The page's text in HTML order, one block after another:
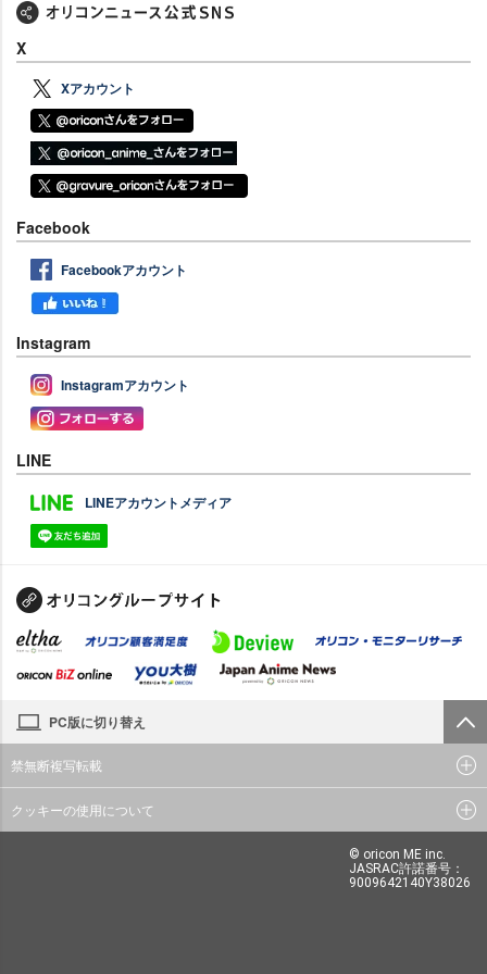
X
Xアカウント
Facebook
Facebookアカウント
Instagram
Instagramアカウント
LINE
LINEアカウントメディア
PC版に切り替え
禁無断複写転載
クッキーの使用について
© oricon ME inc.
JASRAC許諾番号：
9009642140Y38026